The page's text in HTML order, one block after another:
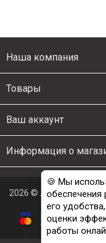
Наша компания
Товары
Ваш аккаунт
Информация о
2026 © Люкс Постель
🍪 Мы
обеспечения
его
оценки
работы